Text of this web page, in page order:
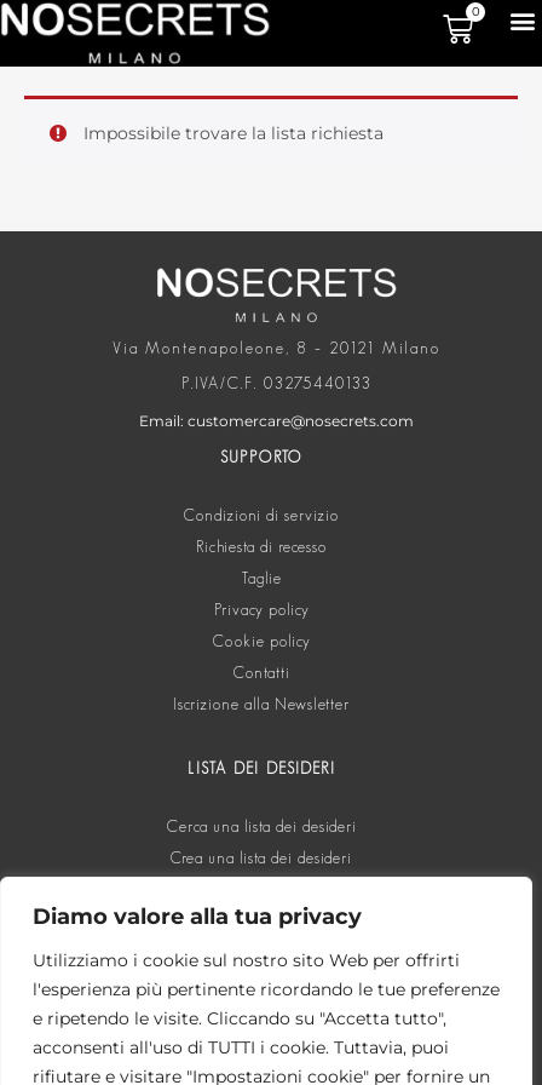
Diamo valore alla tua privacy
Utilizziamo i cookie sul nostro sito Web per offrirti
l'esperienza più pertinente ricordando le tue preferenze
e ripetendo le visite. Cliccando su "Accetta tutto",
acconsenti all'uso di TUTTI i cookie. Tuttavia, puoi
rifiutare e visitare "Impostazioni cookie" per fornire un
0
Impossibile trovare la lista richiesta
Via Montenapoleone, 8 – 20121 Milano
P.IVA/C.F. 03275440133
Email: customercare@nosecrets.com
SUPPORTO
Condizioni di servizio
Richiesta di recesso
Taglie
Privacy policy
Cookie policy
Contatti
Iscrizione alla Newsletter
LISTA DEI DESIDERI
Cerca una lista dei desideri
Crea una lista dei desideri
SOCIAL